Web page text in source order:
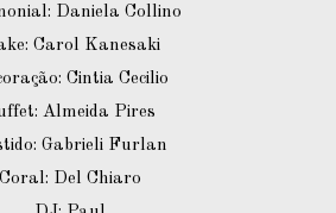
Daniela Collino
Carol Kanesaki
Cintia Cecilio
Almeida Pires
Gabrieli Furlan
Coral: Del Chiaro